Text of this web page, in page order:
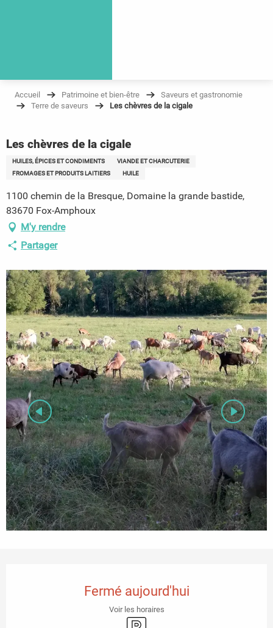
Accueil Patrimoine et bien-être
Saveurs et gastronomie
Terre de saveurs
Les chèvres de la cigale
Les chèvres de la cigale
HUILES, ÉPICES ET CONDIMENTS
VIANDE ET CHARCUTERIE
FROMAGES ET PRODUITS LAITIERS
HUILE
1100 chemin de la Bresque, Domaine la grande bastide,
83670 Fox-Amphoux
M'y rendre
Partager
Fermé aujourd'hui
Voir les horaires
Parking